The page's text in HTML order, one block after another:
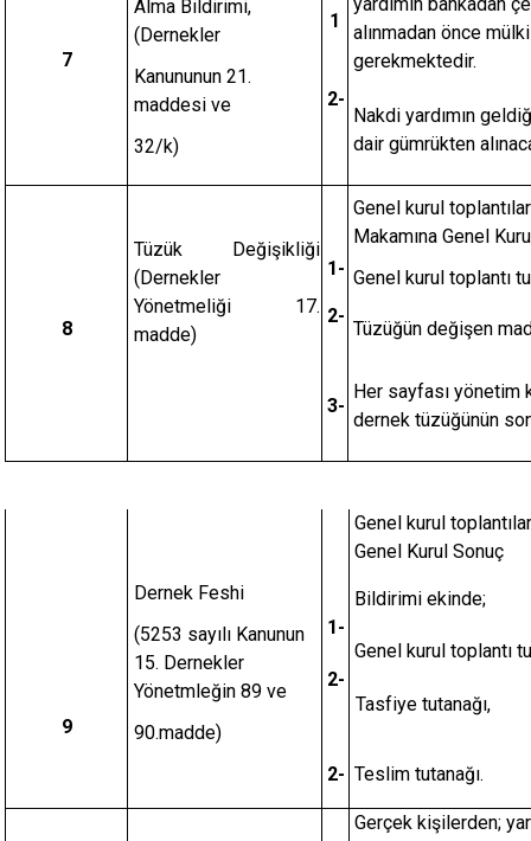
7
Alma Bildirimi,
(Dernekler
Kanununun 21.
maddesi ve
32/k)
1
2-
alınmadan önce
gerekmektedir.
Nakdi yardımın
dair gümrükten
8
Tüzük Değişikliği
(Dernekler
Yönetmeliği 17.
madde)
1-
2-
Genel kurul
Makamına Genel
Genel kurul toplantı
Tüzüğün değişen
3-
Her sayfası yönetim
dernek tüzüğünün
9
Dernek Feshi
(5253 sayılı Kanunun
15. Dernekler
Yönetmleğin 89 ve
90.madde)
1-
2-
Genel kurul
Genel Kurul Sonuç
Bildirimi ekinde;
Genel kurul toplantı
2- Teslim tutanağı.
Gerçek kişilerden;